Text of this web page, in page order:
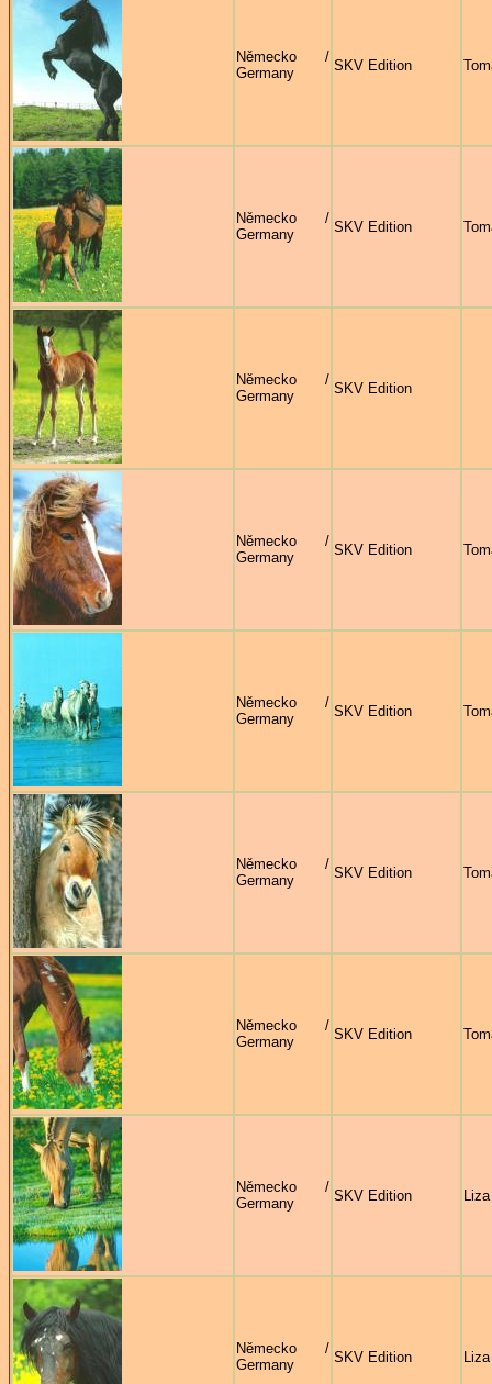
Německo /
Germany
SKV Edition
Německo /
Germany
SKV Edition
Německo /
Germany
SKV Edition
Německo /
Germany
SKV Edition
Německo /
Germany
SKV Edition
Německo /
Germany
SKV Edition
Německo /
Germany
SKV Edition
Německo /
Germany
SKV Edition
Německo /
Germany
SKV Edition